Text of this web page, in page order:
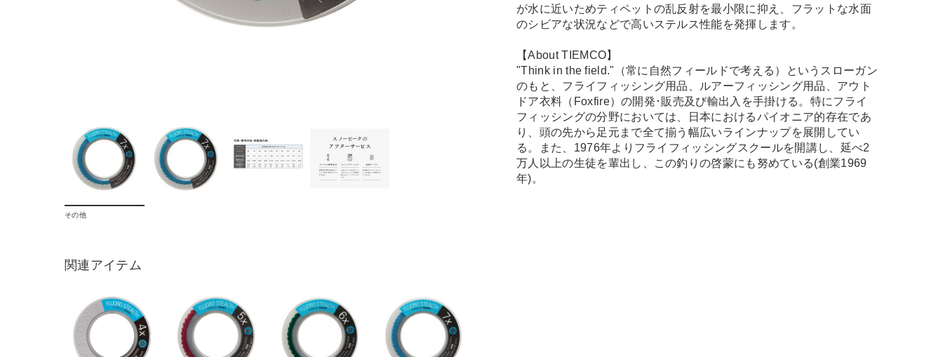
その他
が水に近いためティペットの乱反射を最小限に抑え、フラットな水面
のシビアな状況などで高いステルス性能を発揮します。
【About TIEMCO】
"Think in the field."（常に自然フィールドで考える）というスローガン
のもと、フライフィッシング用品、ルアーフィッシング用品、アウト
ドア衣料（Foxfire）の開発･販売及び輸出入を手掛ける。特にフライ
フィッシングの分野においては、日本におけるパイオニア的存在であ
り、頭の先から足元まで全て揃う幅広いラインナップを展開してい
る。また、1976年よりフライフィッシングスクールを開講し、延べ2
万人以上の生徒を輩出し、この釣りの啓蒙にも努めている(創業1969
年)。
関連アイテム